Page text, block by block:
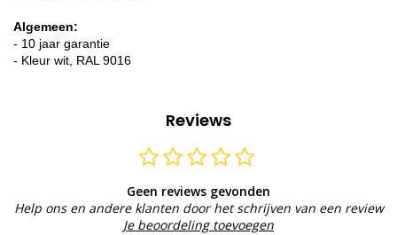
Algemeen:
- 10 jaar garantie
- Kleur wit, RAL 9016
Reviews
Geen reviews gevonden
Help ons en andere klanten door het schrijven van een review
Je beoordeling toevoegen